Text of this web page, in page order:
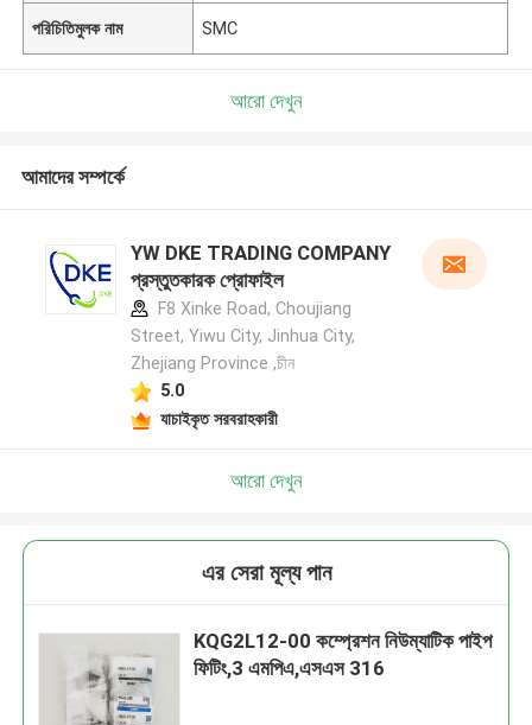
পরিচিতিমুলক নাম SMC
আরো দেখুন
আমাদের সম্পর্কে
YW DKE TRADING COMPANY
প্রস্তুতকারক প্রোফাইল
F8 Xinke Road, Choujiang
Street, Yiwu City, Jinhua City,
Zhejiang Province ,চীন
5.0
যাচাইকৃত সরবরাহকারী
আরো দেখুন
এর সেরা মূল্য পান
KQG2L12-00 কম্প্রেশন নিউম্যাটিক পাইপ
ফিটিং,3 এমপিএ,এসএস 316